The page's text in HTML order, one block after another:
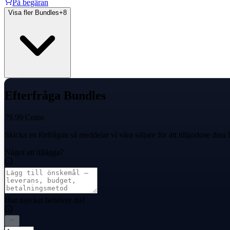
På begäran
Visa fler Bundles+8
Efterfråga Bundles
79.99 Coins
Skicka en förfrågan så meddelar vi våra säljare för att tillgodose dina
Något att tillägga?
Hur mycket behöver du?